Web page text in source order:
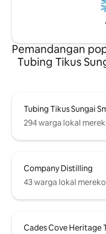
Pemandangan
Tubing Tikus
Tubing Tikus Sungai
294 warga lokal
Company Distilling
43 warga lokal
Cades Cove Heritage